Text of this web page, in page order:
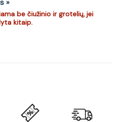
»
be čiužinio ir grotelių, jei
kitaip.
S.P. 160